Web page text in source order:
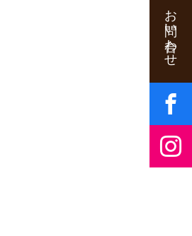
お問い合わせ